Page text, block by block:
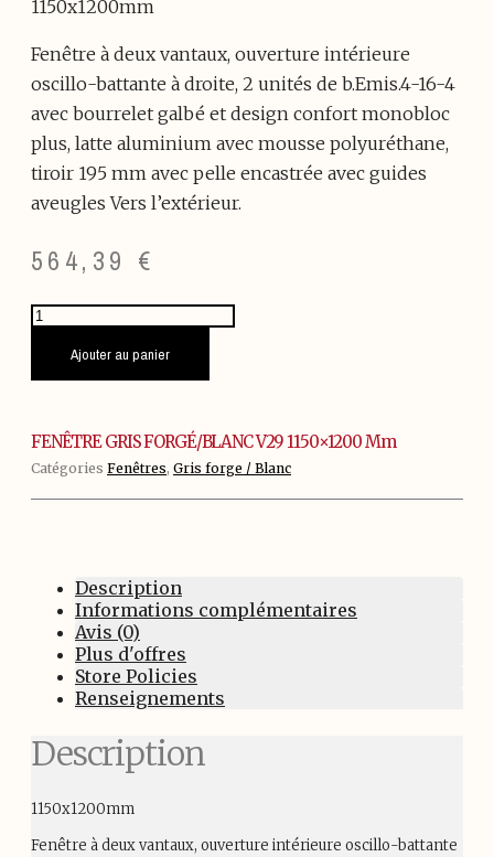
1150x1200mm
Fenêtre à deux vantaux, ouverture intérieure
oscillo-battante à droite, 2 unités de b.Emis.4-16-4
avec bourrelet galbé et design confort monobloc
plus, latte aluminium avec mousse polyuréthane,
tiroir 195 mm avec pelle encastrée avec guides
aveugles Vers l’extérieur.
564,39 €
quantité
FENÊTRE
1150x1200
mm
Ajouter au panier
FENÊTRE GRIS FORGÉ/BLANC V29 1150×1200 Mm
Catégories Fenêtres, Gris forge / Blanc
Description
Informations complémentaires
Avis (0)
Plus d'offres
Store Policies
Renseignements
Description
1150x1200mm
Fenêtre à deux vantaux, ouverture intérieure oscillo-battante